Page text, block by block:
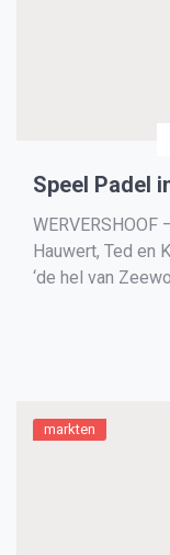
Speel Padel
WERVERSHOOF
Hauwert, Ted en
‘de hel van
markten